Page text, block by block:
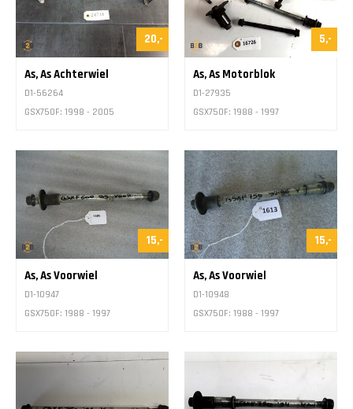
20,-
As, As Achterwiel
D1-56264
GSX750F: 1998 - 2005
5,-
As, As Motorblok
D1-27935
GSX750F: 1988 - 1997
15,-
As, As Voorwiel
D1-10947
GSX750F: 1988 - 1997
15,-
As, As Voorwiel
D1-10948
GSX750F: 1988 - 1997